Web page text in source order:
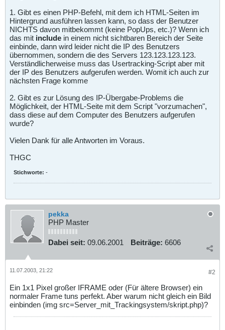
1. Gibt es einen PHP-Befehl, mit dem ich HTML-Seiten im
Hintergrund ausführen lassen kann, so dass der Benutzer
NICHTS davon mitbekommt (keine PopUps, etc.)? Wenn ich
das mit include in einem nicht sichtbaren Bereich der Seite
einbinde, dann wird leider nicht die IP des Benutzers
übernommen, sondern die des Servers 123.123.123.123.
Verständlicherweise muss das Usertracking-Script aber mit
der IP des Benutzers aufgerufen werden. Womit ich auch zur
nächsten Frage komme
2. Gibt es zur Lösung des IP-Übergabe-Problems die
Möglichkeit, der HTML-Seite mit dem Script "vorzumachen",
dass diese auf dem Computer des Benutzers aufgerufen
wurde?
Vielen Dank für alle Antworten im Voraus.
THGC
Stichworte: -
pekka
PHP Master
Dabei seit: 09.06.2001 Beiträge: 6606
#2
11.07.2003, 21:22
Ein 1x1 Pixel großer IFRAME oder (Für ältere Browser) ein
normaler Frame tuns perfekt. Aber warum nicht gleich ein Bild
einbinden (img src=Server_mit_Trackingsystem/skript.php)?